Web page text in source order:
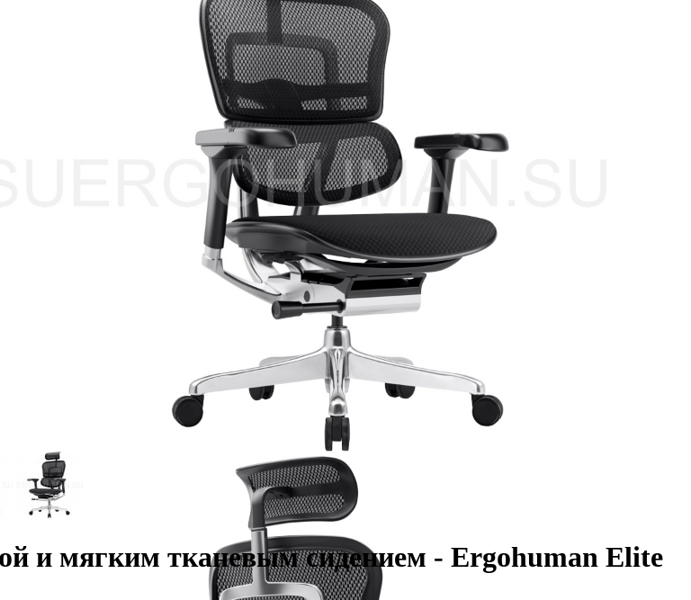
и мягким тканевым сидением - Ergohuman Elite